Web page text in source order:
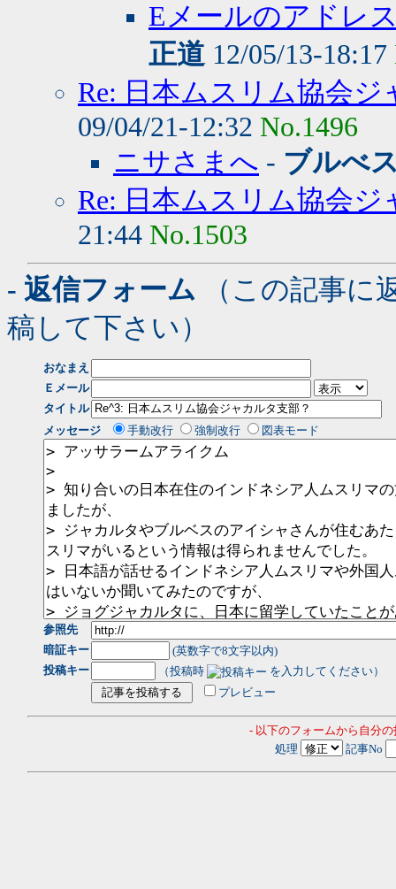
Eメールのアドレ
正道12/05/13-18:17
Re: 日本ムスリム協会
09/04/21-12:32 No.1496
ニサさまへ - ブルべ
Re: 日本ムスリム協会
21:44 No.1503
- 返信フォーム （この記事に
稿して下さい）
おなまえ
Ｅメール
タイトル
メッセージ
手動改行 強制改行 図表モード
参照先
暗証キー
(英数字で8文字以内)
投稿キー
（投稿時
を入力してください）
プレビュー
- 以下のフォームから自分
処理
記事No